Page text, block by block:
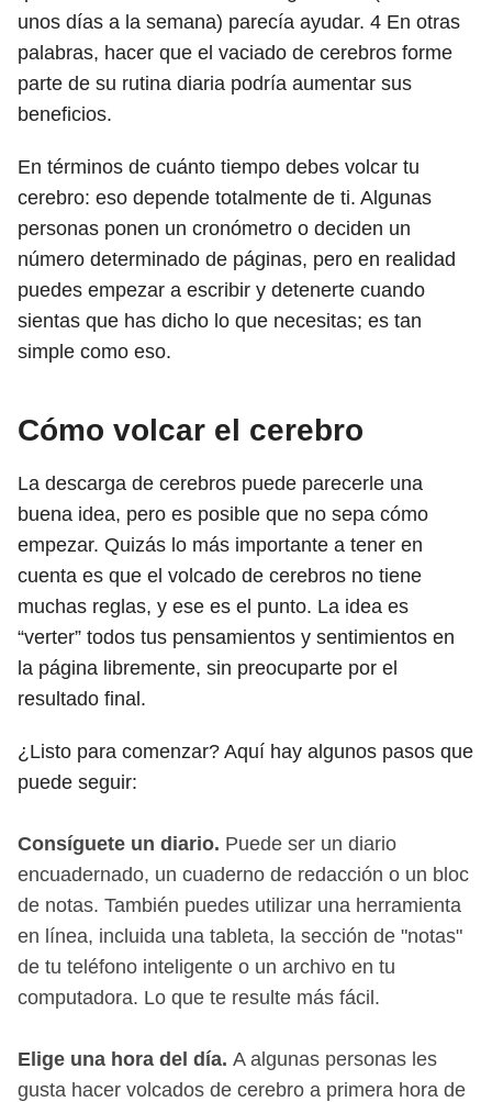
unos días a la semana) parecía ayudar. 4 En otras
palabras, hacer que el vaciado de cerebros forme
parte de su rutina diaria podría aumentar sus
beneficios.
En términos de cuánto tiempo debes volcar tu
cerebro: eso depende totalmente de ti. Algunas
personas ponen un cronómetro o deciden un
número determinado de páginas, pero en realidad
puedes empezar a escribir y detenerte cuando
sientas que has dicho lo que necesitas; es tan
simple como eso.
Cómo volcar el cerebro
La descarga de cerebros puede parecerle una
buena idea, pero es posible que no sepa cómo
empezar. Quizás lo más importante a tener en
cuenta es que el volcado de cerebros no tiene
muchas reglas, y ese es el punto. La idea es
“verter” todos tus pensamientos y sentimientos en
la página libremente, sin preocuparte por el
resultado final.
¿Listo para comenzar? Aquí hay algunos pasos que
puede seguir:
Consíguete un diario. Puede ser un diario
encuadernado, un cuaderno de redacción o un bloc
de notas. También puedes utilizar una herramienta
en línea, incluida una tableta, la sección de "notas"
de tu teléfono inteligente o un archivo en tu
computadora. Lo que te resulte más fácil.
Elige una hora del día. A algunas personas les
gusta hacer volcados de cerebro a primera hora de